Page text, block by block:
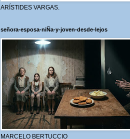
ARÍSTIDES VARGAS.
señora-esposa-niÑa-y-joven-desde-lejos
MARCELO BERTUCCIO